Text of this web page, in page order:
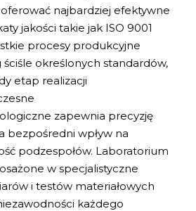
najbardziej efektywne
jakości takie jak ISO 9001
procesy produkcyjne
ściśle określonych standardów,
etap realizacji
zapewnia precyzję
bezpośredni wpływ na
podzespołów. Laboratorium
w specjalistyczne
i testów materiałowych
każdego